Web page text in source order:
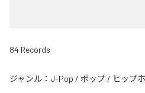
84 Records
ジャンル： J-Pop / ポップ / ヒップ